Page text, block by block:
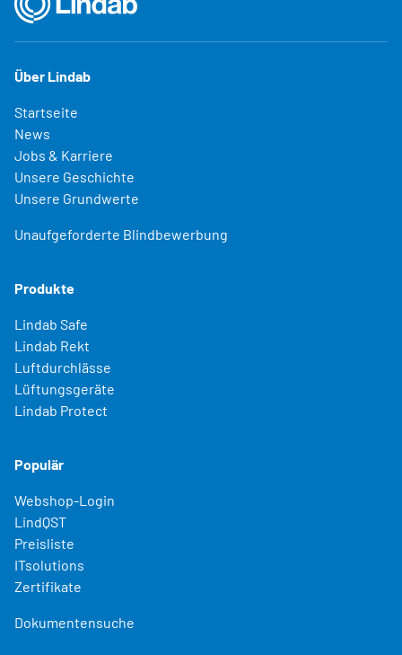
Über Lindab
Startseite
News
Jobs & Karriere
Unsere Geschichte
Unsere Grundwerte
Unaufgeforderte Blindbewerbung
Produkte
Lindab Safe
Lindab Rekt
Luftdurchlässe
Lüftungsgeräte
Lindab Protect
Populär
Webshop-Login
LindQST
Preisliste
ITsolutions
Zertifikate
Dokumentensuche